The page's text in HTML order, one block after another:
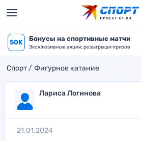
50K Бонусы на спортивные матчи
Эксклюзивные акции, розыгрыши призов
Спорт Фигурное катание
Лариса Логинова
21.01.2024